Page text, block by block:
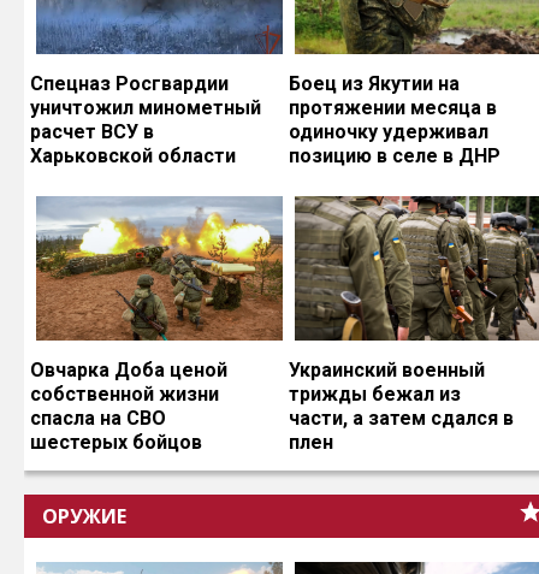
Спецназ Росгвардии
уничтожил минометный
расчет ВСУ в
Харьковской области
Боец из Якутии на
протяжении месяца в
одиночку удерживал
позицию в селе в ДНР
Овчарка Доба ценой
собственной жизни
спасла на СВО
шестерых бойцов
Украинский военный
трижды бежал из
части, а затем сдался в
плен
ОРУЖИЕ